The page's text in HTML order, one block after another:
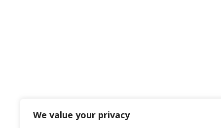
We value your privacy